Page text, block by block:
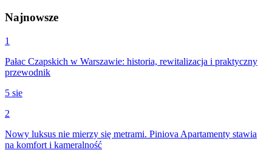
Najnowsze
1
Pałac Czapskich w Warszawie: historia, rewitalizacja i praktyczny
przewodnik
5 sie
2
Nowy luksus nie mierzy się metrami. Piniova Apartamenty stawia
na komfort i kameralność